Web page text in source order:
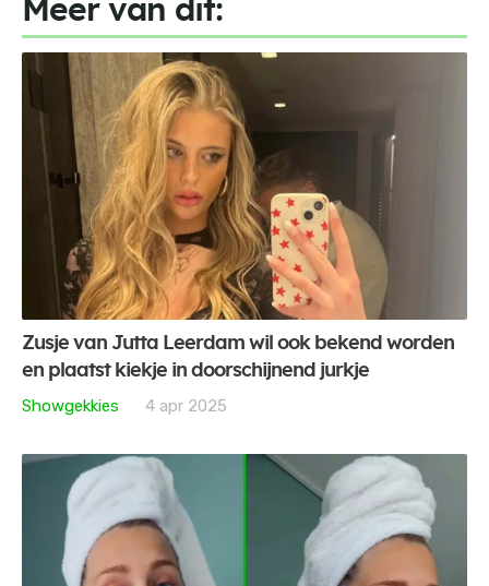
Meer van dit:
Zusje van Jutta Leerdam wil ook bekend worden
en plaatst kiekje in doorschijnend jurkje
Showgekkies
4 apr 2025